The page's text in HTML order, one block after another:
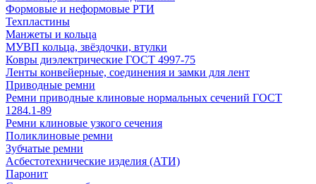
Формовые и неформовые РТИ
Техпластины
Манжеты и кольца
МУВП кольца, звёздочки, втулки
Ковры диэлектрические ГОСТ 4997-75
Ленты конвейерные, соединения и замки для лент
Приводные ремни
Ремни приводные клиновые нормальных сечений ГОСТ
1284.1-89
Ремни клиновые узкого сечения
Поликлиновые ремни
Зубчатые ремни
Асбестотехнические изделия (АТИ)
Паронит